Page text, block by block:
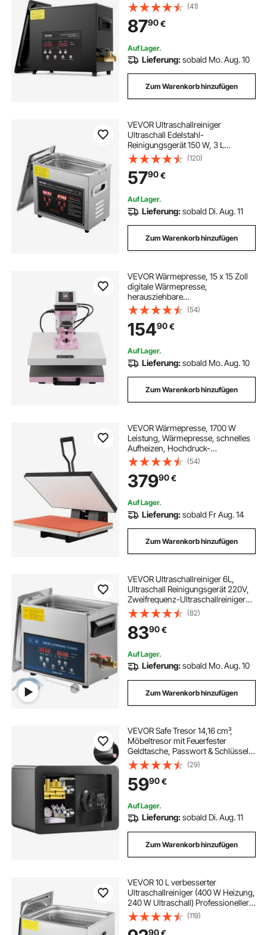
Schonmodus & verbesserter
Entgasung, 40 kHz industrieller
Schmuckreiniger mit Heizung &
Timer, für Brillen Uhren
(41)
8790€
Auf Lager.
Lieferung:sobald Mo. Aug. 10
Zum Warenkorb hinzufügen
VEVOR Ultraschallreiniger
Ultraschall Edelstahl-
Reinigungsgerät 150 W, 3 L
Ultraschallreinigungsgerät mit
Digitaler Anzeige 0-30 Min,
Reinigung Ultraschall für Schmuck,
Brillen, Uhren usw.
(120)
5790€
Auf Lager.
Lieferung:sobald Di. Aug. 11
Zum Warenkorb hinzufügen
VEVOR Wärmepresse, 15 x 15 Zoll
digitale Wärmepresse,
herausziehbare
Wärmeübertragungsmaschine,
schnelles und gleichmäßiges
Aufheizen, 2-lagige
Isolierbaumwolle,
Wärmeübertragungsmaschine für
T-Shirts/Kissen/Taschen, Rosa
(54)
15490€
Auf Lager.
Lieferung:sobald Mo. Aug. 10
Zum Warenkorb hinzufügen
VEVOR Wärmepresse, 1700 W
Leistung, Wärmepresse, schnelles
Aufheizen, Hochdruck-
Wärmepresse für T-Shirts, digitaler
industrieller Sublimationsdrucker
für Wärmeübertragungsvinyl 406 x
610 mm
(54)
37990€
Auf Lager.
Lieferung:sobald Fr Aug. 14
Zum Warenkorb hinzufügen
VEVOR Ultraschallreiniger 6L,
Ultraschall Reinigungsgerät 220V,
Zweifrequenz-Ultraschallreiniger
Edelstahl, Digitaler
Ultraschallreiniger,
Ultraschallreinigungsgerät mit LED-
Anzeige 28 kHz und 40 kHz
(82)
8390€
Auf Lager.
Lieferung:sobald Mo. Aug. 10
Zum Warenkorb hinzufügen
VEVOR Safe Tresor 14,16 cm³,
Möbeltresor mit Feuerfester
Geldtasche, Passwort & Schlüssel
Digitaler Heimtresor
Herausnehmbares Regal,
Innenschrank, Wandtresor für
Bargeld, Schmuck, Dokumente usw.
(29)
5990€
Auf Lager.
Lieferung:sobald Di. Aug. 11
Zum Warenkorb hinzufügen
VEVOR 10 L verbesserter
Ultraschallreiniger (400 W Heizung,
240 W Ultraschall) Professioneller
digitaler Labor-Ultraschallreiniger
mit Heizungstimer für die Reinigung
(119)
90€